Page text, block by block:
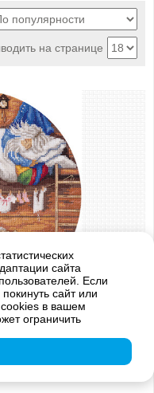
на странице
покой!"
сайта
Если
сайт или
в вашем
ограничить